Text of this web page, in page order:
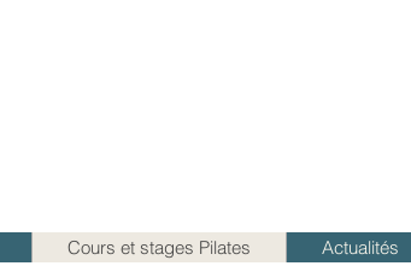
Cours et stages Pilates Actualités